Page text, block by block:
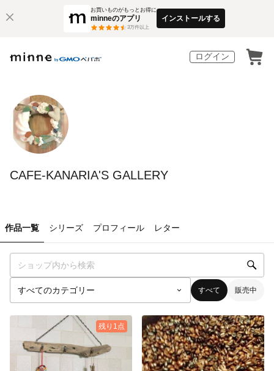
お買いものがもっとお得に
minneのアプリ
3万件以上
インストールする
ログイン
CAFE-KANARIA'S GALLERY
作品一覧 シリーズ プロフィール レター
すべて 販売中
残り1点